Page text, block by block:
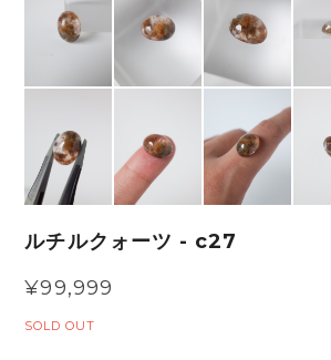
ルチルクォーツ - c27
¥99,999
SOLD OUT